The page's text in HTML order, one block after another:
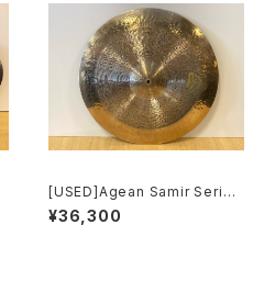
[USED]Agean Samir Series
20" Ride
¥36,300